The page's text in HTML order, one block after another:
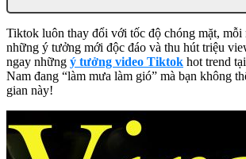
Tiktok luôn thay đổi với tốc độ chóng mặt, mỗi
những ý tưởng mới độc đáo và thu hút triệu
ngay những ý tưởng video Tiktok hot trend
Nam đang “làm mưa làm gió” mà bạn không
gian này!